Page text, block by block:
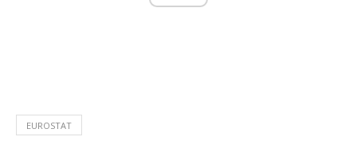
EUROSTAT